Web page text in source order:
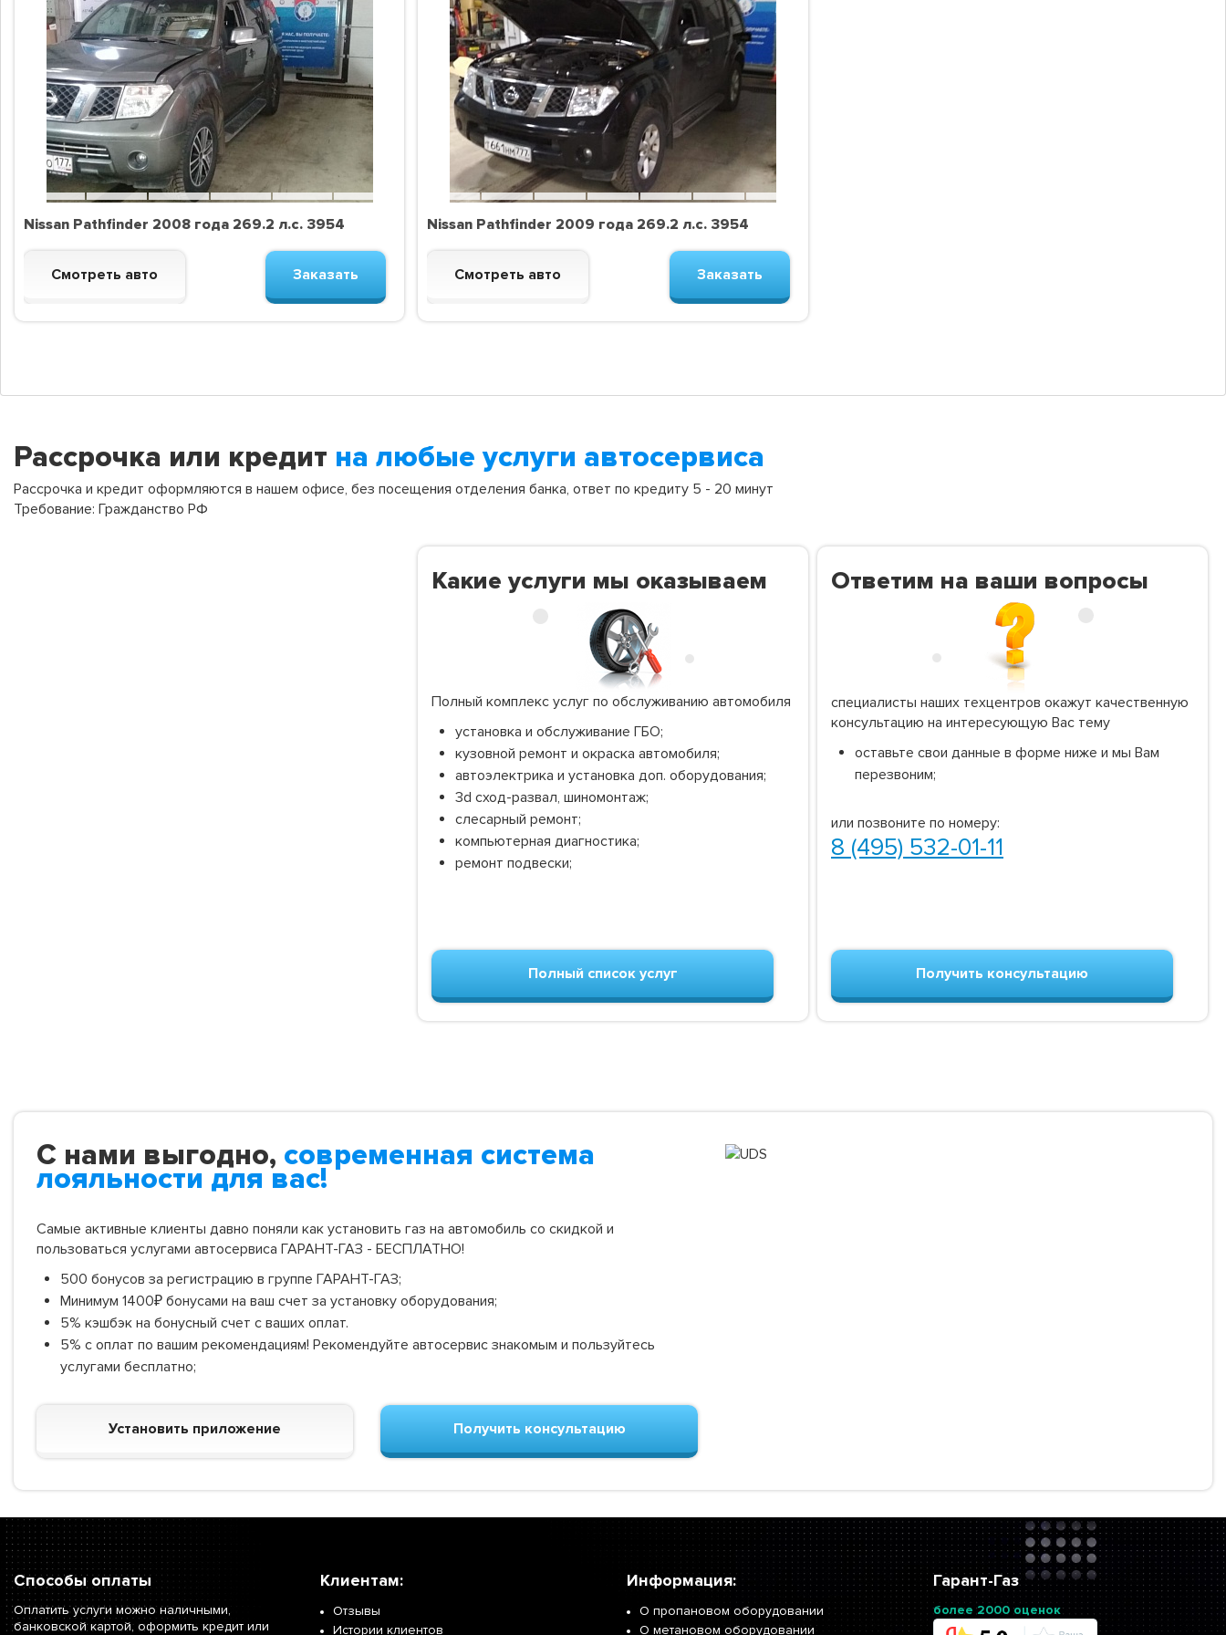
Nissan Pathfinder 2008 года 269.2 л.с. 3954
Смотреть авто Заказать
Nissan Pathfinder 2009 года 269.2 л.с. 3954
Смотреть авто Заказать
Рассрочка или кредит на любые услуги автосервиса
Рассрочка и кредит оформляются в нашем офисе, без посещения отделения банка, ответ по кредиту 5 - 20 минут
Требование: Гражданство РФ
Какие услуги мы оказываем
Полный комплекс услуг по обслуживанию автомобиля
установка и обслуживание ГБО;
кузовной ремонт и окраска автомобиля;
автоэлектрика и установка доп. оборудования;
3d сход-развал, шиномонтаж;
слесарный ремонт;
компьютерная диагностика;
ремонт подвески;
Полный список услуг
Ответим на ваши вопросы
специалисты наших техцентров окажут качественную
консультацию на интересующую Вас тему
оставьте свои данные в форме ниже и мы Вам
перезвоним;
или позвоните по номеру:
8 (495) 532-01-11
Получить консультацию
С нами выгодно, современная система
лояльности для вас!
Самые активные клиенты давно поняли как установить газ на автомобиль со скидкой и
пользоваться услугами автосервиса ГАРАНТ-ГАЗ - БЕСПЛАТНО!
500 бонусов за регистрацию в группе ГАРАНТ-ГАЗ;
Минимум 1400₽ бонусами на ваш счет за установку оборудования;
5% кэшбэк на бонусный счет с ваших оплат.
5% с оплат по вашим рекомендациям! Рекомендуйте автосервис знакомым и пользуйтесь
услугами бесплатно;
Установить приложение Получить консультацию
Способы оплаты
Оплатить услуги можно наличными,
банковской картой, оформить кредит или
Клиентам:
Отзывы
Истории клиентов
Информация:
О пропановом оборудовании
О метановом оборудовании
Гарант-Газ
более 2000 оценок